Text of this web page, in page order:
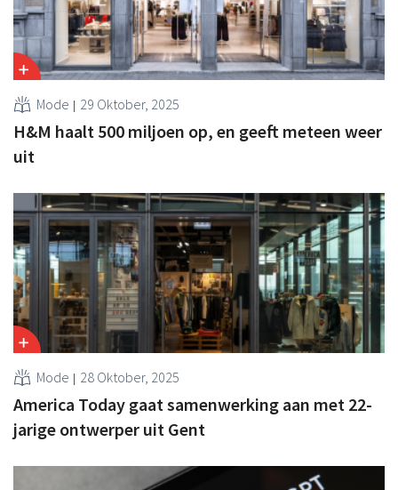
Mode 29 Oktober, 2025
H&M haalt 500 miljoen op, en geeft meteen weer
uit
Mode 28 Oktober, 2025
America Today gaat samenwerking aan met 22-
jarige ontwerper uit Gent